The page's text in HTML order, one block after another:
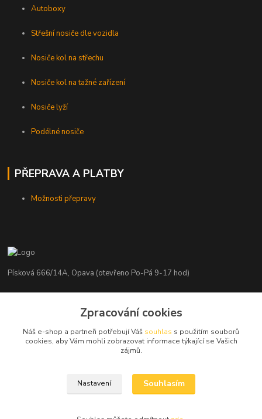
Autoboxy
Střešní nosiče dle vozidla
Nosiče kol na střechu
Nosiče kol na tažné zařízení
Nosiče lyží
Podélné nosiče
PŘEPRAVA A PLATBY
Možnosti přepravy
Písková 666/14A, Opava (otevřeno Po-Pá 9-17 hod)
+420 776 839 986
info@nosice.com
Zpracování cookies
Náš e-shop a partneři potřebují Váš souhlas s použitím souborů
cookies, aby Vám mohli zobrazovat informace týkající se Vašich
zájmů.
Nastavení Souhlasím